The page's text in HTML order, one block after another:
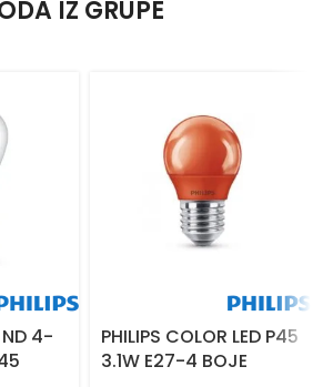
IZ GRUPE
4-
PHILIPS COLOR LED P45
3.1W E27-4 BOJE